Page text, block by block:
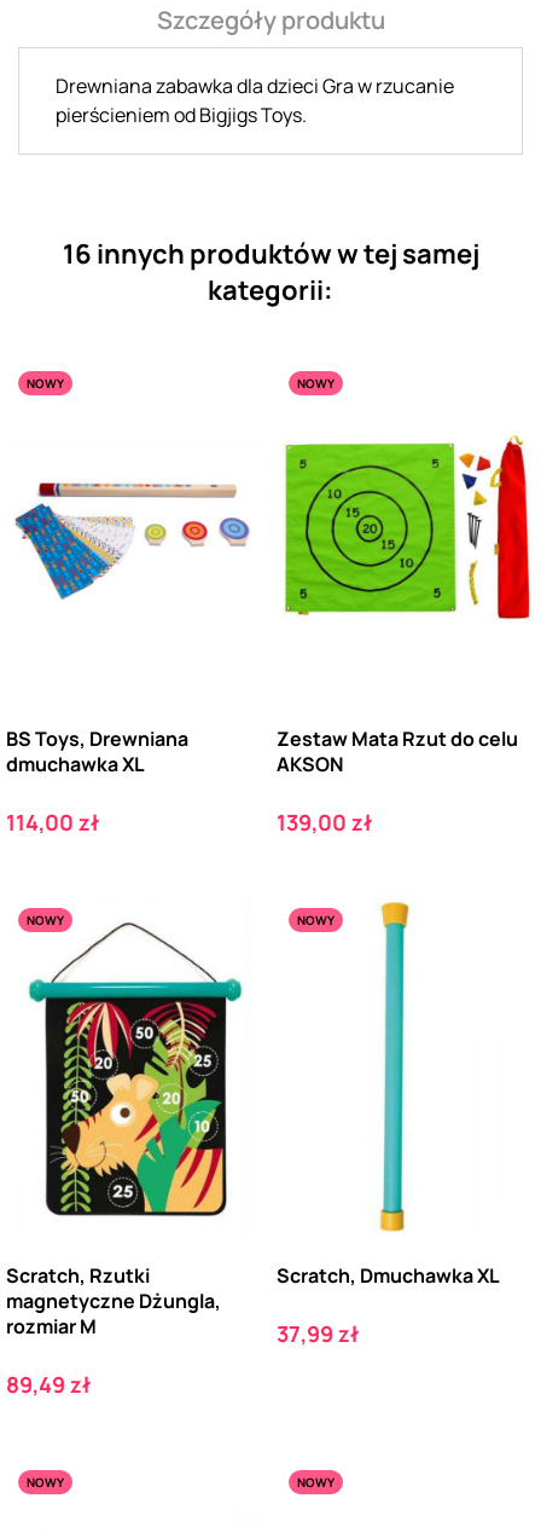
Szczegóły produktu
Drewniana zabawka dla dzieci Gra w rzucanie
pierścieniem od Bigjigs Toys.
16 innych produktów w tej samej
kategorii:
NOWY
BS Toys, Drewniana
dmuchawka XL
Cena
114,00 zł
NOWY
Zestaw Mata Rzut do celu
AKSON
Cena
139,00 zł
NOWY
Scratch, Rzutki
magnetyczne Dżungla,
rozmiar M
Cena
89,49 zł
NOWY
Scratch, Dmuchawka XL
Cena
37,99 zł
NOWY NOWY